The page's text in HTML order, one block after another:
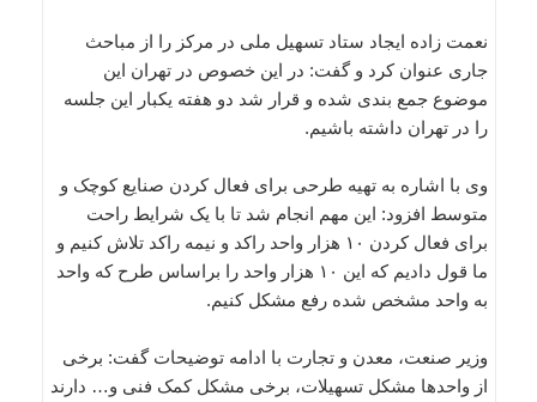
نعمت زاده ایجاد ستاد تسهیل ملی در مرکز را از مباحث
جاری عنوان کرد و گفت: در این خصوص در تهران این
موضوع جمع بندی شده و قرار شد دو هفته یکبار این جلسه
را در تهران داشته باشیم.
وی با اشاره به تهیه طرحی برای فعال کردن صنایع کوچک و
متوسط افزود: این مهم انجام شد تا با یک شرایط راحت
برای فعال کردن ۱۰ هزار واحد راکد و نیمه راکد تلاش کنیم و
ما قول دادیم که این ۱۰ هزار واحد را براساس طرح که واحد
به واحد مشخص شده رفع مشکل کنیم.
وزیر صنعت، معدن و تجارت با ادامه توضیحات گفت: برخی
از واحدها مشکل تسهیلات، برخی مشکل کمک فنی و… دارند